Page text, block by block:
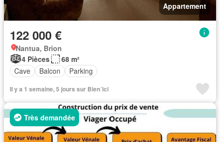
Appartement
122 000 €
Nantua, Brion
4 Pièces
68 m²
Cave
Balcon Parking
Il y a 1 semaine, 5 jours sur Bien´ici
Très demandée